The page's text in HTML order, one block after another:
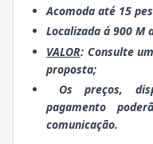
Acomoda até 15
Localizada á 900 M
VALOR: Consulte
proposta;
Os preços,
pagamento
comunicação.